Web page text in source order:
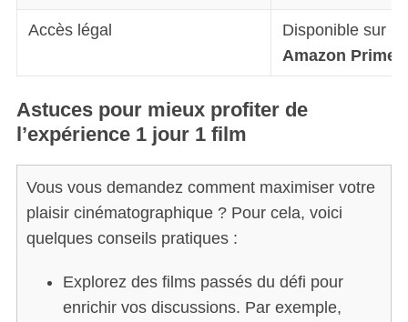
Accès légal Disponible sur
Amazon Prime
Astuces pour mieux profiter de
l’expérience 1 jour 1 film
Vous vous demandez comment maximiser votre
plaisir cinématographique ? Pour cela, voici
quelques conseils pratiques :
Explorez des films passés du défi pour
enrichir vos discussions. Par exemple,